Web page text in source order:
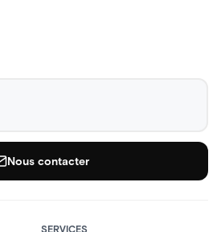
SERVICES
Nous contacter